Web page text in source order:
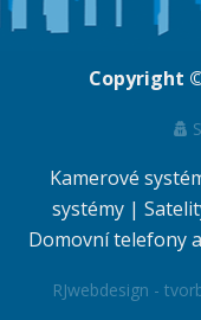
Copyright
Kamerové
systémy |
Domovní telefony
RJwebdesign -